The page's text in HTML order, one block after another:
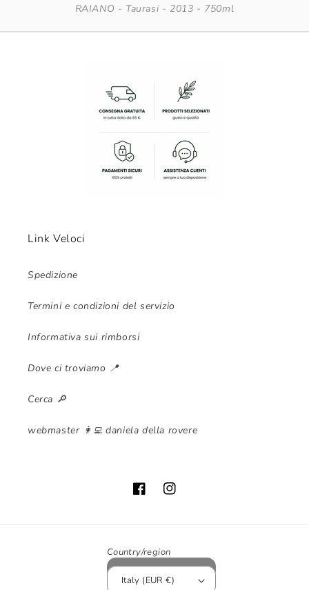
RAIANO - Taurasi - 2013 - 750ml
Link Veloci
Spedizione
Termini e condizioni del servizio
Informativa sui rimborsi
Dove ci troviamo 📍
Cerca 🔎
webmaster 👩‍💻 daniela della rovere
FacebookInstagram
Country/region
Italy (EUR €)